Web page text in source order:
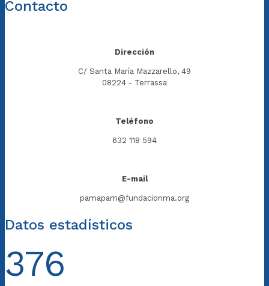
Contacto
Dirección
C/ Santa María Mazzarello, 49
08224 - Terrassa
Teléfono
632 118 594
E-mail
pamapam@fundacionma.org
Datos estadísticos
376